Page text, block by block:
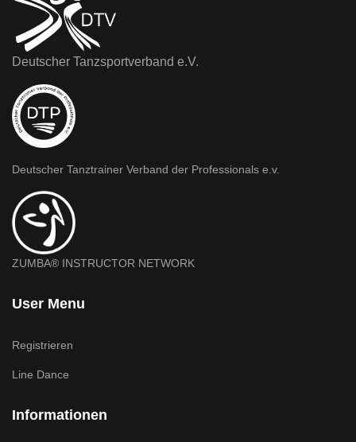
Deutscher Tanzsportverband e.V.
Deutscher Tanztrainer Verband der Professionals e.v.
ZUMBA® INSTRUCTOR NETWORK
User Menu
Registrieren
Line Dance
Informationen